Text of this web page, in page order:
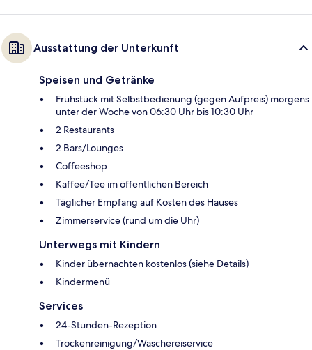
Ausstattung der Unterkunft
Speisen und Getränke
Frühstück mit Selbstbedienung (gegen Aufpreis) morgens
unter der Woche von 06:30 Uhr bis 10:30 Uhr
2 Restaurants
2 Bars/Lounges
Coffeeshop
Kaffee/Tee im öffentlichen Bereich
Täglicher Empfang auf Kosten des Hauses
Zimmerservice (rund um die Uhr)
Unterwegs mit Kindern
Kinder übernachten kostenlos (siehe Details)
Kindermenü
Services
24-Stunden-Rezeption
Trockenreinigung/Wäschereiservice